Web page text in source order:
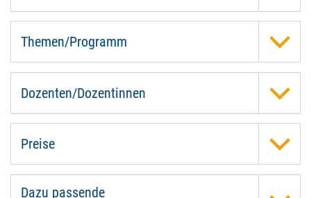
Themen/Programm
Dozenten/Dozentinnen
Preise
Dazu passende